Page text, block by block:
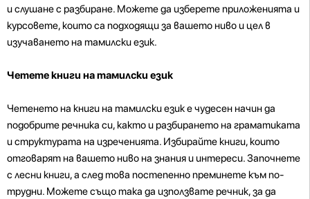
и слушане с разбиране. Можете да изберете приложенията и
курсовете, които са подходящи за вашето ниво и цел в
изучаването на тамилски език.
Четете книги на тамилски език
Четенето на книги на тамилски език е чудесен начин да
подобрите речника си, както и разбирането на граматиката
и структурата на изреченията. Избирайте книги, които
отговарят на вашето ниво на знания и интереси. Започнете
с лесни книги, а след това постепенно преминете към по-
трудни. Можете също така да използвате речник, за да